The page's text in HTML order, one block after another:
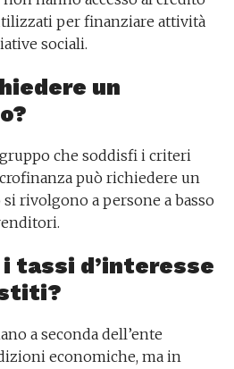
per finanziare attività
sociali.
un
che soddisfi i criteri
può richiedere un
rivolgono a persone a basso
tassi d’interesse
a seconda dell’ente
economiche, ma in